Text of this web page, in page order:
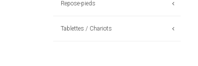
Repose-pieds
Tablettes / Chariots